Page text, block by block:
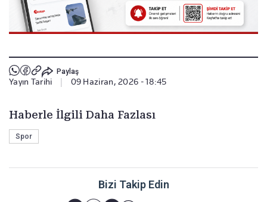
Paylaş
Yayın Tarihi 09 Haziran, 2026 - 18:45
Haberle İlgili Daha Fazlası
Spor
Bizi Takip Edin